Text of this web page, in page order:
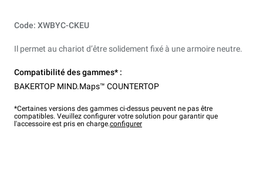
Code: XWBYC-CKEU
Il permet au chariot d’être solidement fixé à une armoire neutre.
Compatibilité des gammes* :
BAKERTOP MIND.Maps™ COUNTERTOP
*Certaines versions des gammes ci-dessus peuvent ne pas être
compatibles. Veuillez configurer votre solution pour garantir que
l'accessoire est pris en charge.configurer